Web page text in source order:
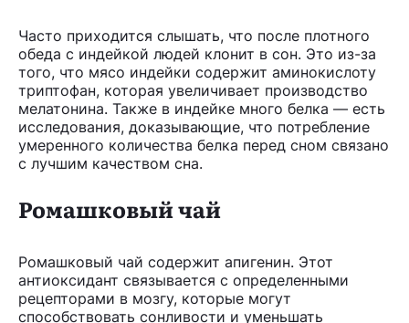
Часто приходится слышать, что после плотного
обеда с индейкой людей клонит в сон. Это из-за
того, что мясо индейки содержит аминокислоту
триптофан, которая увеличивает производство
мелатонина. Также в индейке много белка — есть
исследования, доказывающие, что потребление
умеренного количества белка перед сном связано
с лучшим качеством сна.
Ромашковый чай
Ромашковый чай содержит апигенин. Этот
антиоксидант связывается с определенными
рецепторами в мозгу, которые могут
способствовать сонливости и уменьшать